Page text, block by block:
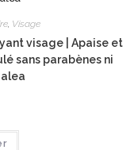
, Visage
visage | Apaise et
sans parabènes ni